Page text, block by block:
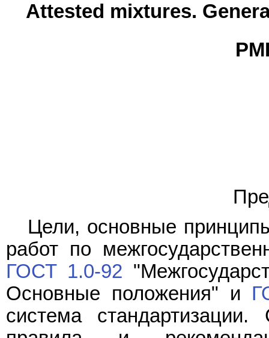
Attested mixtures.
Цели, основные
работ по
ГОСТ 1.0-92
Основные положения" и
система стандартизации.